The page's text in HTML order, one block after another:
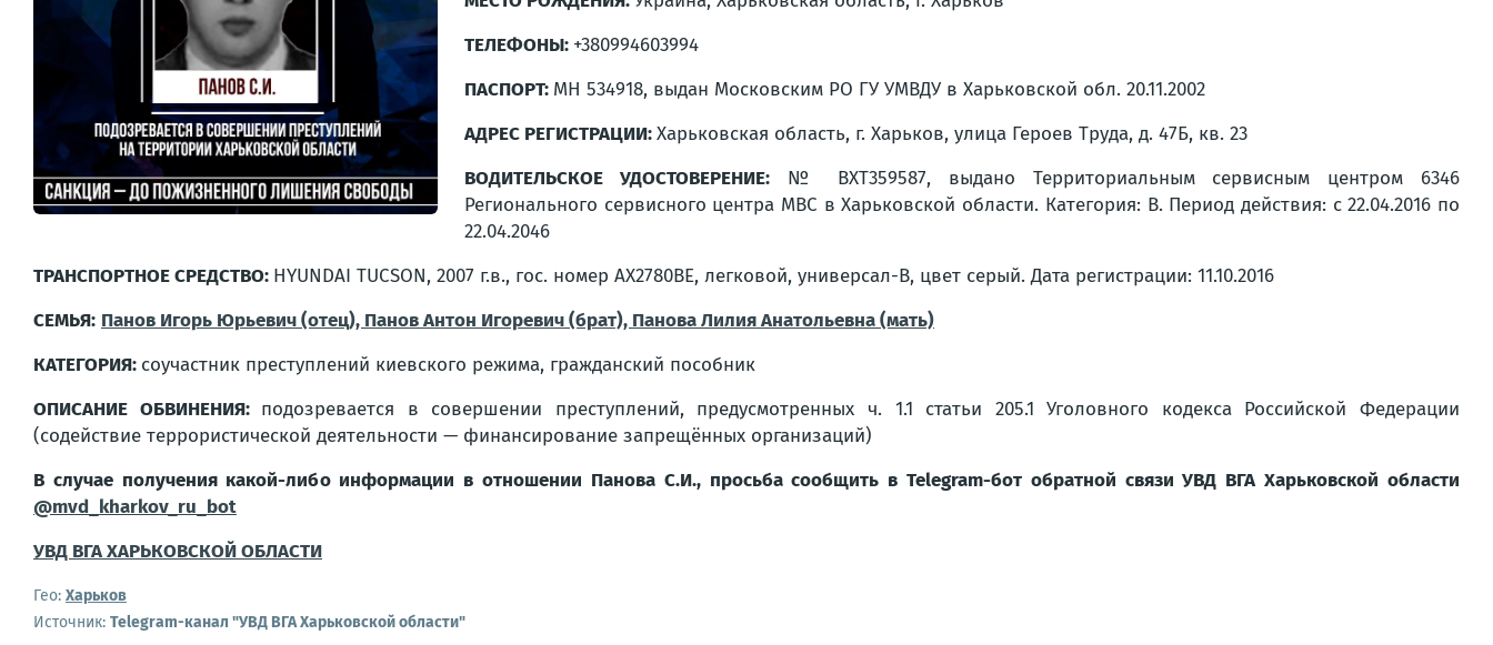
ТЕЛЕФОНЫ: +380994603994
ПАСПОРТ: МН 534918, выдан Московским РО ГУ УМВДУ в Харьковской обл. 20.11.2002
АДРЕС РЕГИСТРАЦИИ:Харьковская область, г. Харьков, улица Героев Труда, д. 47Б, кв. 23
ВОДИТЕЛЬСКОЕ УДОСТОВЕРЕНИЕ:№ ВХТ359587, выдано Территориальным сервисным центром 6346
Регионального сервисного центра МВС в Харьковской области. Категория: B. Период действия: с 22.04.2016 по
22.04.2046
ТРАНСПОРТНОЕ СРЕДСТВО: HYUNDAI TUCSON, 2007 г.в., гос. номер АХ2780ВЕ, легковой, универсал-B, цвет серый. Дата регистрации: 11.10.2016
СЕМЬЯ: Панов Игорь Юрьевич (отец), Панов Антон Игоревич (брат), Панова Лилия Анатольевна (мать)
КАТЕГОРИЯ: соучастник преступлений киевского режима, гражданский пособник
ОПИСАНИЕ ОБВИНЕНИЯ: подозревается в совершении преступлений, предусмотренных ч. 1.1 статьи 205.1 Уголовного кодекса Российской Федерации
(содействие террористической деятельности — финансирование запрещённых организаций)
В случае получения какой-либо информации в отношении Панова С.И., просьба сообщить в Telegram-бот обратной связи УВД ВГА Харьковской области
@mvd_kharkov_ru_bot
УВД ВГА ХАРЬКОВСКОЙ ОБЛАСТИ
Гео: Харьков
Источник: Telegram-канал "УВД ВГА Харьковской области"